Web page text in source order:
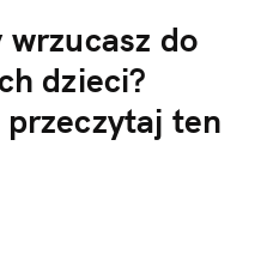
wrzucasz do
dzieci?
ten